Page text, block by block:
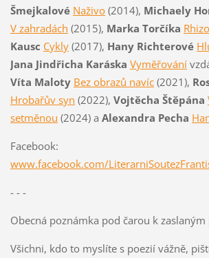
Šmejkalové Naživo(2014), Michaely
V zahradách (2015), Marka Torčíka
Kausc Cykly(2017), Hany Richterové
Jana Jindřicha Karáska Vyměřování
Víta Maloty Bez obrazů navíc(2021),
Hrobařův syn (2022), Vojtěcha Štěpána
setměnou (2024) a Alexandra Pecha
Facebook:
www.facebook.com/
- - -
Obecná poznámka pod čarou k
Všichni, kdo to myslíte s poezií vážně,